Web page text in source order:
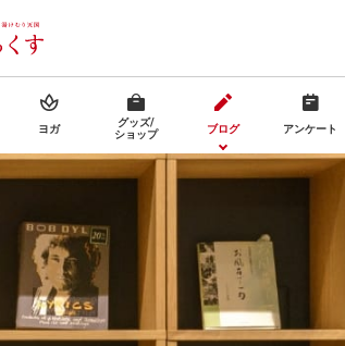
ヨガ
グッズ/
ショップ
ブログ アンケート